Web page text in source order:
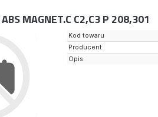
ABS MAGNET.C C2,C3 P 208,301
Kod towaru
Producent
Opis